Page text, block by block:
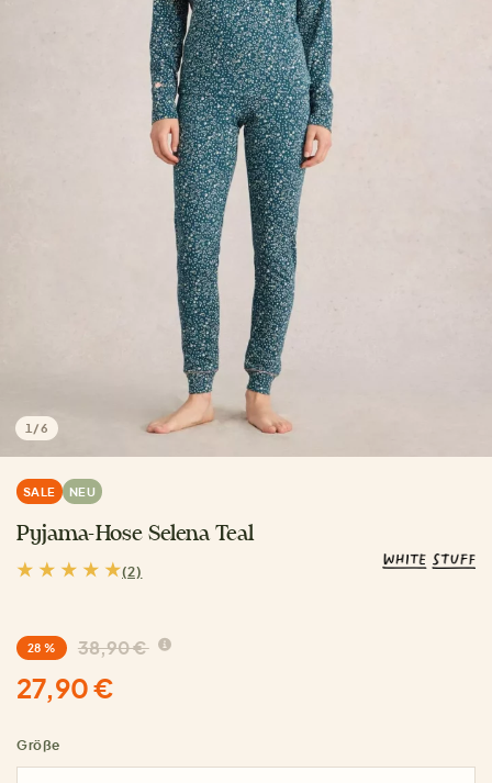
1 /6
SALE NEU
Pyjama-Hose Selena Teal
(2)
28 % 38,90 €
27,90 €
Größe